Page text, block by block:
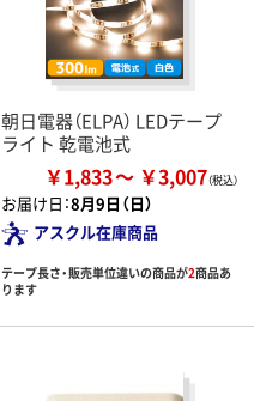
朝日電器（ELPA） LEDテープ
ライト 乾電池式
￥1,833 ￥3,007
お届け日：8月9日（日）
アスクル在庫商品
テープ長さ・販売単位違いの商品が2商品あ
ります